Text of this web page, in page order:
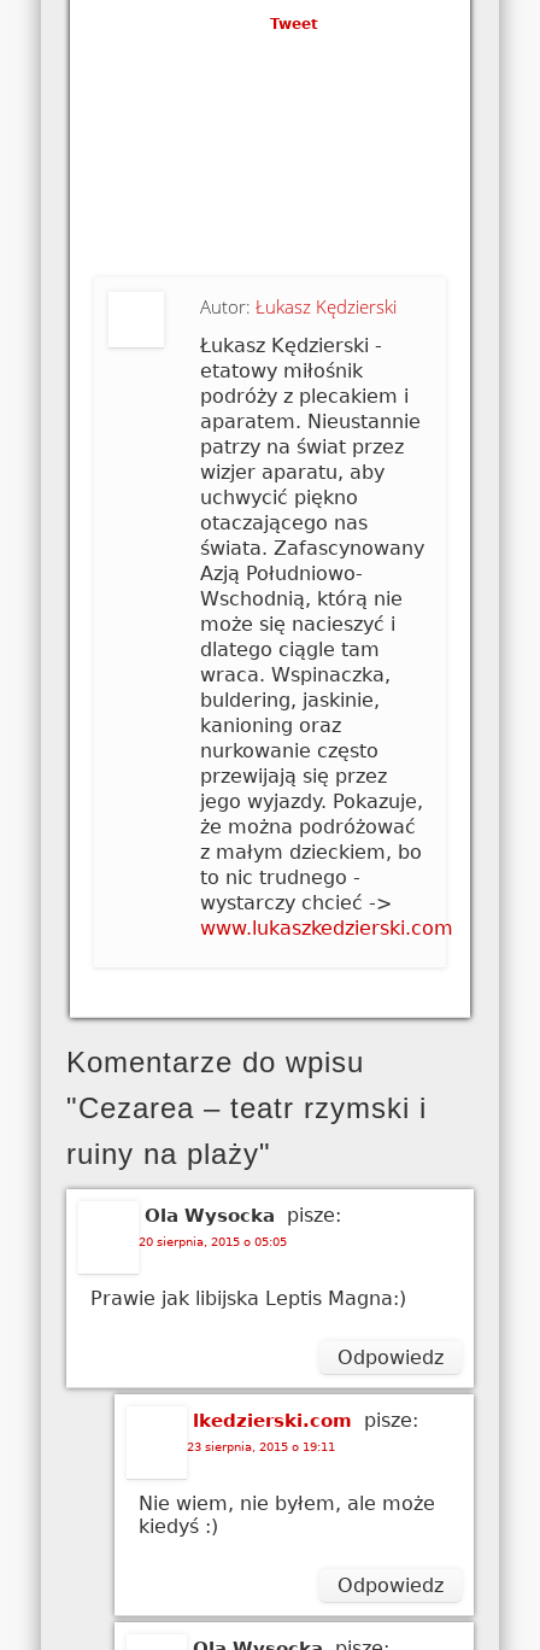
Tweet
Autor:Łukasz Kędzierski
Łukasz Kędzierski -
etatowy miłośnik
podróży z plecakiem i
aparatem. Nieustannie
patrzy na świat przez
wizjer aparatu, aby
uchwycić piękno
otaczającego nas
świata. Zafascynowany
Azją Południowo-
Wschodnią, którą nie
może się nacieszyć i
dlatego ciągle tam
wraca. Wspinaczka,
buldering, jaskinie,
kanioning oraz
nurkowanie często
przewijają się przez
jego wyjazdy. Pokazuje,
że można podróżować
z małym dzieckiem, bo
to nic trudnego -
wystarczy chcieć ->
www.lukaszkedzierski.com
Komentarze do wpisu
"Cezarea – teatr rzymski i
ruiny na plaży"
Ola Wysocka pisze:
20 sierpnia, 2015 o 05:05
Prawie jak libijska Leptis Magna:)
Odpowiedz
lkedzierski.com pisze:
23 sierpnia, 2015 o 19:11
Nie wiem, nie byłem, ale może
kiedyś :)
Odpowiedz